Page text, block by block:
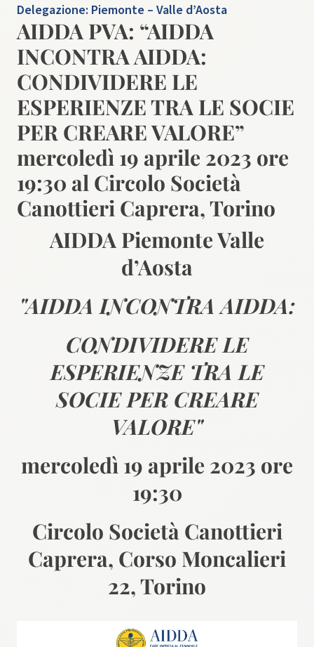
Delegazione: Piemonte – Valle d’Aosta
AIDDA PVA: “AIDDA
INCONTRA AIDDA:
CONDIVIDERE LE
ESPERIENZE TRA LE SOCIE
PER CREARE VALORE”
mercoledì 19 aprile 2023 ore
19:30 al Circolo Società
Canottieri Caprera, Torino
AIDDA Piemonte Valle
d’Aosta
"AIDDA INCONTRA AIDDA:
CONDIVIDERE LE
ESPERIENZE TRA LE
SOCIE PER CREARE
VALORE"
mercoledì 19 aprile 2023 ore
19:30
Circolo Società Canottieri
Caprera, Corso Moncalieri
22, Torino